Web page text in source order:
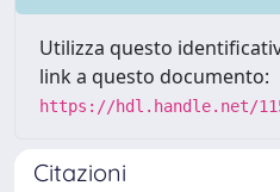
Utilizza questo
link a questo documento:
https://hdl.handle.net/
Citazioni